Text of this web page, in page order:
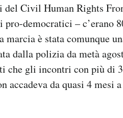
del Civil Human Rights
democratici – c’erano
marcia è stata comunque
dalla polizia da metà
gli incontri con più di
accadeva da quasi 4 mesi